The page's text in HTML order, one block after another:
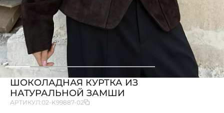
ШОКОЛАДНАЯ КУРТКА ИЗ
НАТУРАЛЬНОЙ ЗАМШИ
АРТИКУЛ:02-K99887-02